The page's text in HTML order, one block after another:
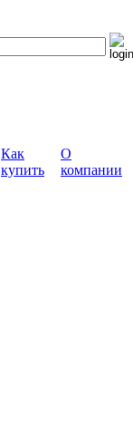
Как
купить
О
компании